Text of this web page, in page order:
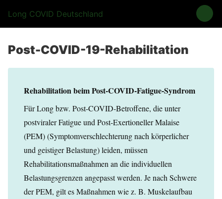
Long COVID Deutschland
Post-COVID-19-Rehabilitation
Rehabilitation beim Post-COVID-Fatigue-Syndrom
Für Long bzw. Post-COVID-Betroffene, die unter
postviraler Fatigue und Post-Exertioneller Malaise
(PEM) (Symptomverschlechterung nach körperlicher
und geistiger Belastung) leiden, müssen
Rehabilitationsmaßnahmen an die individuellen
Belastungsgrenzen angepasst werden. Je nach Schwere
der PEM, gilt es Maßnahmen wie z. B. Muskelaufbau